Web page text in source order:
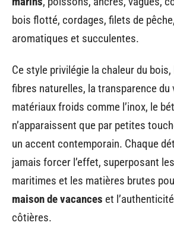
bois flotté, cordages, filets de
aromatiques et succulentes.
Ce style privilégie la chaleur du
fibres naturelles, la transparence du
matériaux froids comme l’inox, le
n’apparaissent que par petites
un accent contemporain. Chaque
jamais forcer l’effet, superposant
maritimes et les matières brutes
maison de vacances et
côtières.